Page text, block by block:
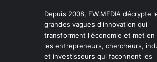
Depuis 2008, FW.MEDIA décrypte
grandes vagues d'innovation qui
transforment l'économie et met en
les entrepreneurs, chercheurs,
et investisseurs qui façonnent les